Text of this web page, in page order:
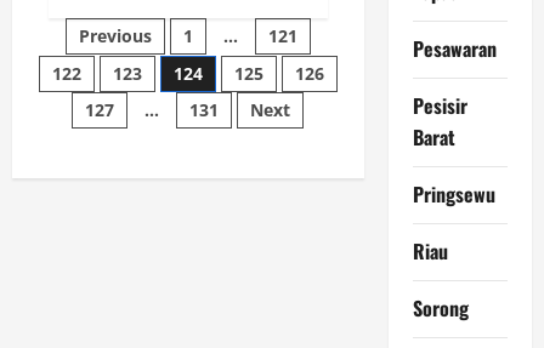
XXXI
Ogan
Ilir
Berakhir,
Pemulutan
Sabet
Gelar
Pj
Paginasi
pos
Previous 1 …
121
122
123 124 125
126
127
… 131 Next
Pesawaran
Pesisir
Barat
Pringsewu
Riau
Sorong